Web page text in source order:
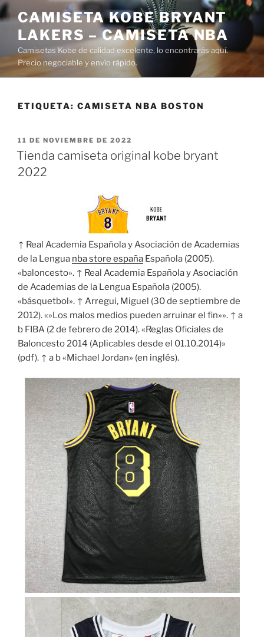
Saltar
al
contenido
CAMISETA KOBE BRYANT
LAKERS – CAMISETA NBA
Camisetas Kobe de calidad excelente, lo encontrarás aquí.
Precio negociable y envío rápido.
ETIQUETA: CAMISETA NBA BOSTON
PUBLICADO
EL
11 DE NOVIEMBRE DE 2022
Tienda camiseta original kobe bryant
2022
↑ Real Academia Española y Asociación de Academias
de la Lengua nba store españa Española (2005).
«baloncesto». ↑ Real Academia Española y Asociación
de Academias de la Lengua Española (2005).
«básquetbol». ↑ Arregui, Miguel (30 de septiembre de
2012). «»Los malos medios pueden arruinar el fin»». ↑ a
b FIBA (2 de febrero de 2014). «Reglas Oficiales de
Baloncesto 2014 (Aplicables desde el 01.10.2014)»
(pdf). ↑ a b «Michael Jordan» (en inglés).